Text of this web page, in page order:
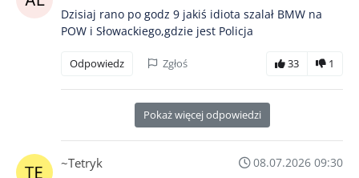
Dzisiaj rano po godz 9 jakiś idiota szalał BMW na
POW i Słowackiego,gdzie jest Policja
Odpowiedz Zgłoś 33 1
Pokaż więcej odpowiedzi
~Tetryk
08.07.2026 09:30